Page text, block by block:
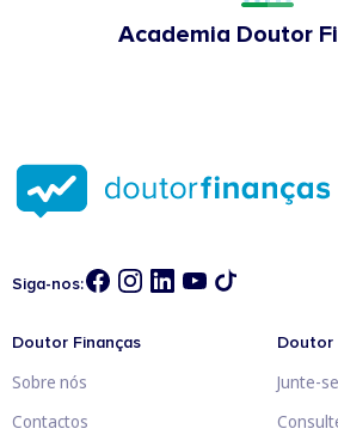
Academia Doutor
Siga-nos:
Doutor Finanças
Sobre nós
Contactos
Doutor
Junte-